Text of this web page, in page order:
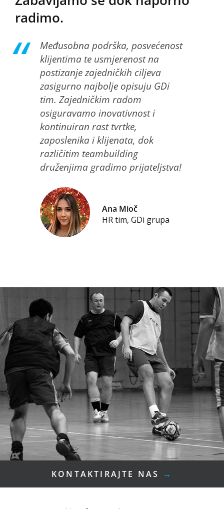
radimo.
Međusobna podrška, posvećenost
klijentima te usmjerenost na
postizanje zajedničkih ciljeva
zasigurno najbolje opisuju GDi
tim. Zajedničkim radom
osiguravamo inovativnost i
kontinuiran rast tvrtke,
zaposlenika i klijenata, dok
različitim teambuilding
druženjima gradimo prijateljstva!
Ana Mioč
HR tim, GDi grupa
KONTAKTIRAJTE NAS →